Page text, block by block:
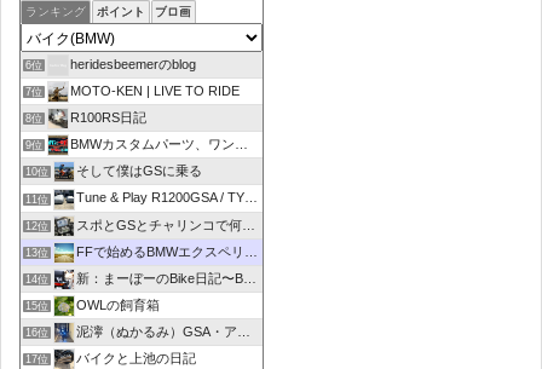
ランキング ポイント ブロ画
6位 heridesbeemerのblog
7位 MOTO-KEN | LIVE TO RIDE
8位 R100RS日記
9位 BMWカスタムパーツ、ワンオフマフラーのR-sty
10位 そして僕はGSに乗る
11位 Tune & Play R1200GSA / TYPE R
12位 スポとGSとチャリンコで何処いこう！
13位 FFで始めるBMWエクスペリエンス
14位 新：まーぼーのBike日記〜BMW R1100RT〜
15位 OWLの飼育箱
16位 泥濘（ぬかるみ）GSA・アルコーバ日記
17位 バイクと上池の日記